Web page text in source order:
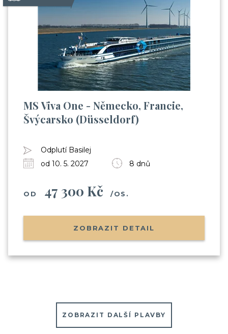
MS Viva One - Německo, Francie,
Švýcarsko (Düsseldorf)
Odplutí Basilej
od 10. 5. 2027
8 dnů
OD 47 300 Kč /OS.
ZOBRAZIT DETAIL
ZOBRAZIT DALŠÍ PLAVBY